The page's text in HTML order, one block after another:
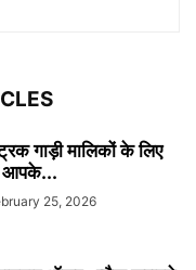
गाड़ी मालिकों के लिए
आपके...
25, 2026